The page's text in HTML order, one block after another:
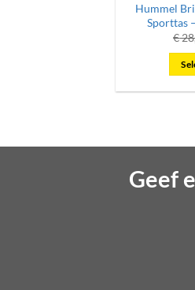
Hummel
Sporttas
€
Geef